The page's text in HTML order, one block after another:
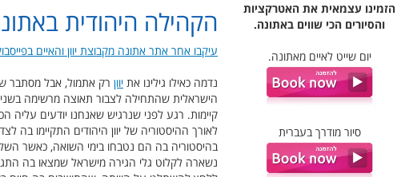
הזמינו עצמאית את האטרקציות
והסיורים הכי שווים באתונה.
יום שייט לאיים מאתונה.
סיור מודרך בעברית
הקהילה היהודית
עיקבו אחר אתר אתונה מקבוצת יוון והאיים
נדמה כאילו גילינו את יוון רק אתמול, אבל מסתבר
הישראלית שהתחילה לצבור תאוצה מרשימה
קיימות. רגע לפני שנרגיש שאנחנו יודעים עליה
לאורך ההיסטוריה של יוון היהודים התקיימו בה
בהיסטוריה בה הם נטבחו בימי השואה, כאשר
נשארה לקלוט גלי הגירה מישראל שמצאו בה